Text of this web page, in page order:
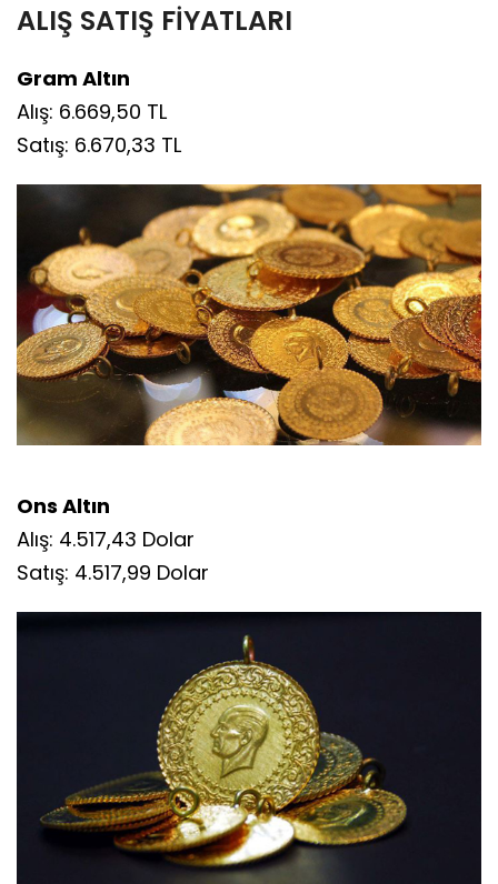
ALIŞ SATIŞ FİYATLARI
Gram Altın
Alış: 6.669,50 TL
Satış: 6.670,33 TL
Ons Altın
Alış: 4.517,43 Dolar
Satış: 4.517,99 Dolar